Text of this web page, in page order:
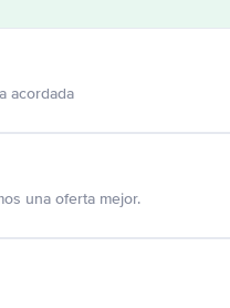
acordada
una oferta mejor.